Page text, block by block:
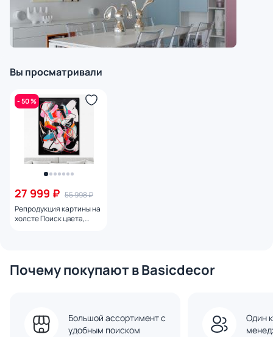
Вы просматривали
- 50 %
27 999 ₽ 55 998 ₽
Репродукция картины на
холсте Поиск цвета,
Почему покупают в Basicdecor
Большой ассортимент с
удобным поиском
Один